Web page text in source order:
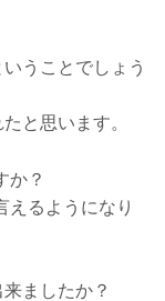
うことでしょう
と思います。
か？
るようになり
ましたか？